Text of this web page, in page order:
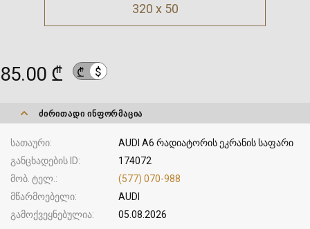
320 x 50
85.00 ₾ ₾ $
ᲫᲘᲠᲘᲗᲐᲓᲘ ᲘᲜᲤᲝᲠᲛᲐᲪᲘᲐ
სათაური
AUDI A6 რადიატორის ეკრანის საფარი
განცხადების ID
174072
მობ. ტელ.
(577) 070-988
მწარმოებელი
AUDI
გამოქვეყნებულია
05.08.2026